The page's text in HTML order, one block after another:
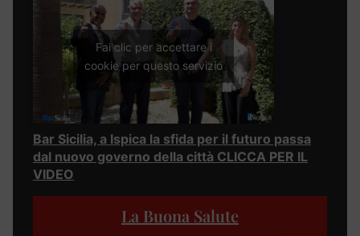
Fai clic per accettare i
cookie per questo servizio
Bar Sicilia, a Ispica la sfida per il futuro passa
dal nuovo governo della città CLICCA PER IL
VIDEO
La Buona Salute